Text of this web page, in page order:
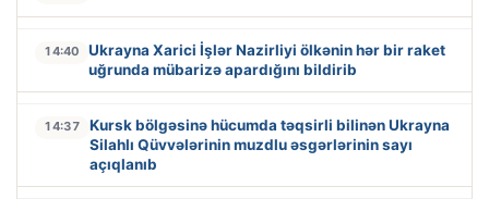
14:40
Ukrayna Xarici İşlər Nazirliyi ölkənin hər bir raket
uğrunda mübarizə apardığını bildirib
14:37
Kursk bölgəsinə hücumda təqsirli bilinən Ukrayna
Silahlı Qüvvələrinin muzdlu əsgərlərinin sayı
açıqlanıb